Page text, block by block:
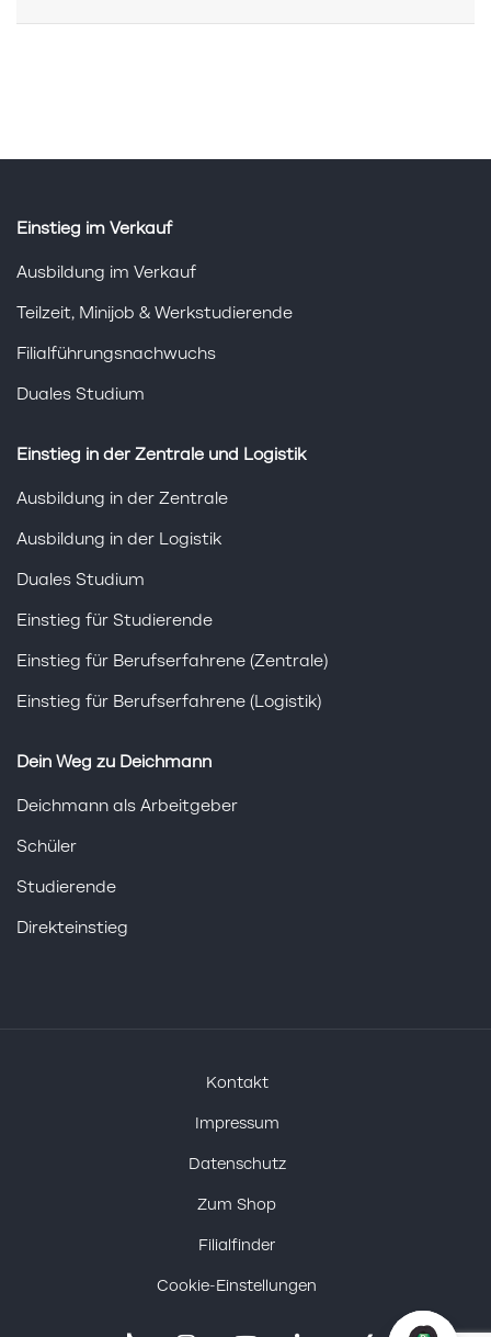
Einstieg im Verkauf
Ausbildung im Verkauf
Teilzeit, Minijob & Werkstudierende
Filialführungsnachwuchs
Duales Studium
Einstieg in der Zentrale und Logistik
Ausbildung in der Zentrale
Ausbildung in der Logistik
Duales Studium
Einstieg für Studierende
Einstieg für Berufserfahrene (Zentrale)
Einstieg für Berufserfahrene (Logistik)
Dein Weg zu Deichmann
Deichmann als Arbeitgeber
Schüler
Studierende
Direkteinstieg
Kontakt
Impressum
Datenschutz
Zum Shop
Filialfinder
Cookie-Einstellungen